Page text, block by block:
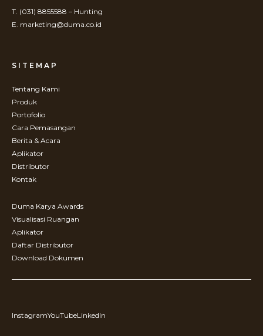
T. (031) 8855588 – Hunting
E. marketing@duma.co.id
SITEMAP
Tentang Kami
Produk
Portofolio
Cara Pemasangan
Berita & Acara
Aplikator
Distributor
Kontak
Duma Karya Awards
Visualisasi Ruangan
Aplikator
Daftar Distributor
Download Dokumen
InstagramYouTubeLinkedIn